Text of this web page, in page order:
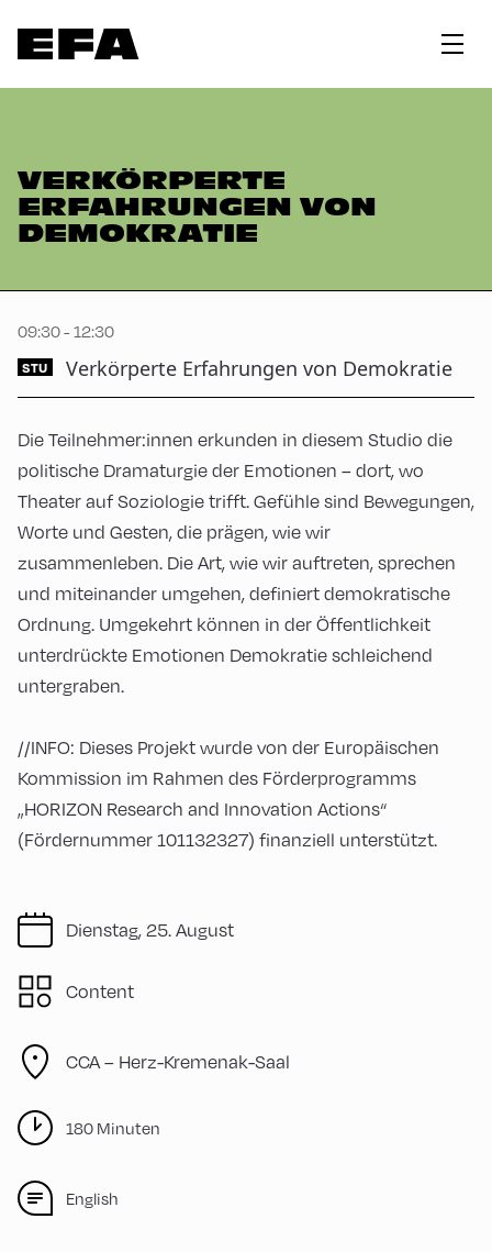
VERKÖRPERTE
ERFAHRUNGEN VON
DEMOKRATIE
09:30 - 12:30
STU Verkörperte Erfahrungen von Demokratie
Dienstag, 25. August
Content
CCA – Herz-Kremenak-Saal
180 Minuten
English
Die Teilnehmer:innen erkunden in diesem Studio die
politische Dramaturgie der Emotionen – dort, wo
Theater auf Soziologie trifft. Gefühle sind Bewegungen,
Worte und Gesten, die prägen, wie wir
zusammenleben. Die Art, wie wir auftreten, sprechen
und miteinander umgehen, definiert demokratische
Ordnung. Umgekehrt können in der Öffentlichkeit
unterdrückte Emotionen Demokratie schleichend
untergraben.
//INFO: Dieses Projekt wurde von der Europäischen
Kommission im Rahmen des Förderprogramms
„HORIZON Research and Innovation Actions“
(Fördernummer 101132327) finanziell unterstützt.